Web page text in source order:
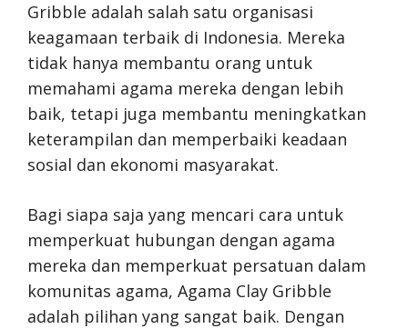
Gribble adalah salah satu organisasi
keagamaan terbaik di Indonesia. Mereka
tidak hanya membantu orang untuk
memahami agama mereka dengan lebih
baik, tetapi juga membantu meningkatkan
keterampilan dan memperbaiki keadaan
sosial dan ekonomi masyarakat.
Bagi siapa saja yang mencari cara untuk
memperkuat hubungan dengan agama
mereka dan memperkuat persatuan dalam
komunitas agama, Agama Clay Gribble
adalah pilihan yang sangat baik. Dengan